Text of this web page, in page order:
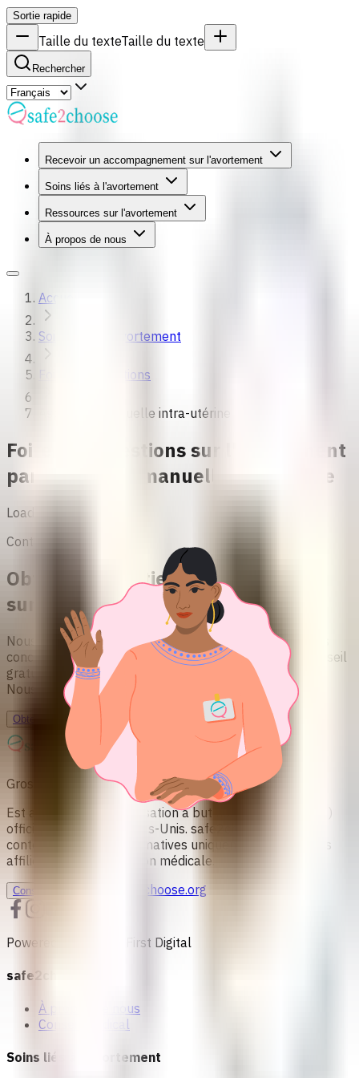
Sortie rapide
Taille du texteTaille du texte
Rechercher
Recevoir un accompagnement sur l'avortement
Soins liés à l'avortement
Ressources sur l'avortement
À propos de nous
Accueil
Soins liés à l'avortement
Foire aux questions
Aspiration manuelle intra-utérine
Foire aux questions sur l'avortement
par aspiration manuelle endotérine
Loading...
Contact et soutien
Obtenir un soutien et des conseils
sur l'avortement
Nous offrons des informations fondées sur des preuves
concernant l'avortement sécurisé. Notre service de conseil
gratuit est sûr, confidentiel, pratique et sans jugement.
Nous attendons votre message !
Obtenir des conseils personnalisés
Grossesse non désirée? Nous pouvons vous soutenir.
Est affiliée à une organisation à but non lucratif 501c(3)
officielle basée aux États-Unis. safe2choose fournit du
contenu à des fins informatives uniquement et n'est pas
affiliée à une organisation médicale.
Consultation info@safe2choose.org
Powered by Women First Digital
safe2choose
À propos de nous
Conseil médical
Soins liés à l'avortement